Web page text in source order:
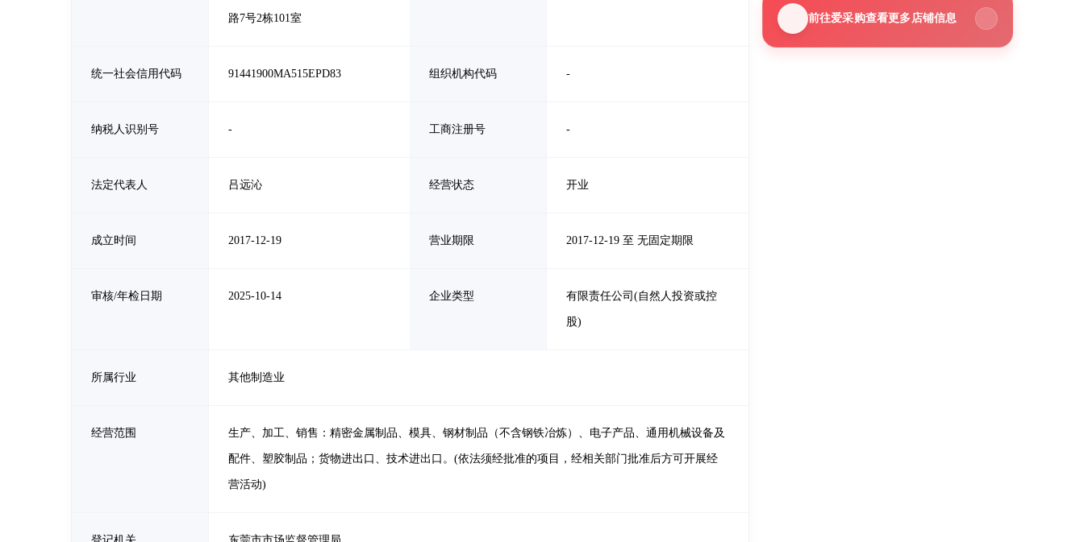
路7号2栋101室
统一社会信用代码 91441900MA515EPD83 组织机构代码 -
纳税人识别号 - 工商注册号 -
法定代表人 吕远沁 经营状态 开业
成立时间 2017-12-19 营业期限 2017-12-19 至 无固定期限
审核/年检日期 2025-10-14 企业类型 有限责任公司(自然人投资或控
股)
所属行业 其他制造业
经营范围 生产、加工、销售：精密金属制品、模具、钢材制品（不含钢铁冶炼）、电子产品、通用机械设备及
配件、塑胶制品；货物进出口、技术进出口。(依法须经批准的项目，经相关部门批准后方可开展经
营活动)
前往爱采购查看更多店铺信息